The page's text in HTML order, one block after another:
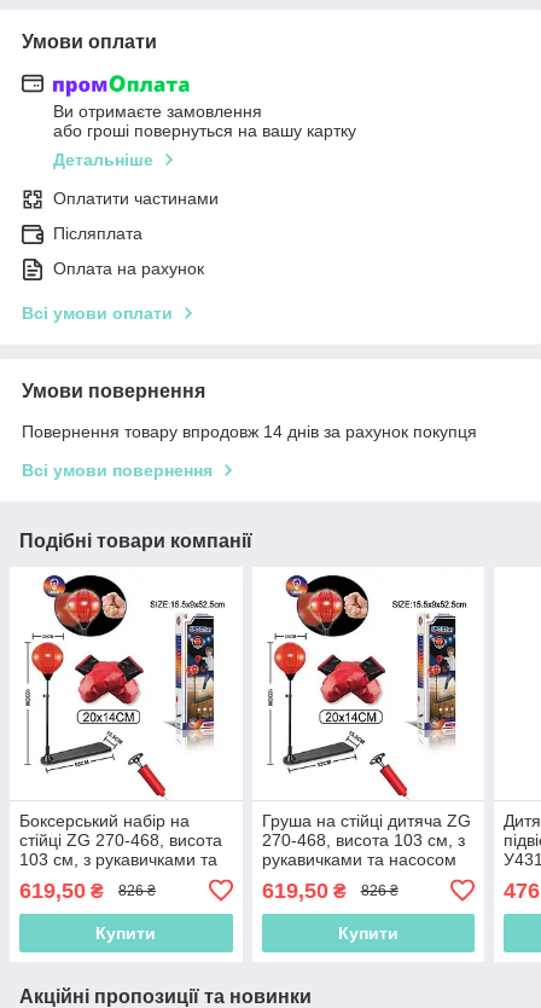
Умови оплати
Ви отримаєте замовлення
або гроші повернуться на вашу картку
Детальніше
Оплатити частинами
Післяплата
Оплата на рахунок
Всі умови оплати
Умови повернення
Повернення товару впродовж 14 днів за рахунок покупця
Всі умови повернення
Подібні товари компанії
Боксерський набір на
стійці ZG 270-468, висота
103 см, з рукавичками та
619,50 ₴ 826 ₴
Купити
Груша на стійці дитяча ZG
270-468, висота 103 см, з
рукавичками та насосом
619,50₴ 826 ₴
Купити
Акційні пропозиції та новинки